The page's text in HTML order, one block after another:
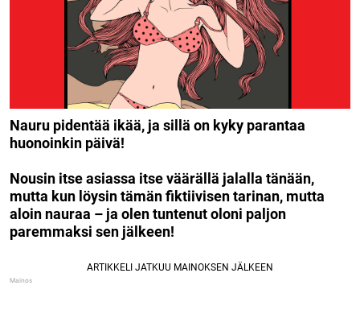
Nauru pidentää ikää, ja sillä on kyky parantaa
huonoinkin päivä!
Nousin itse asiassa itse väärällä jalalla tänään,
mutta kun löysin tämän fiktiivisen tarinan, mutta
aloin nauraa – ja olen tuntenut oloni paljon
paremmaksi sen jälkeen!